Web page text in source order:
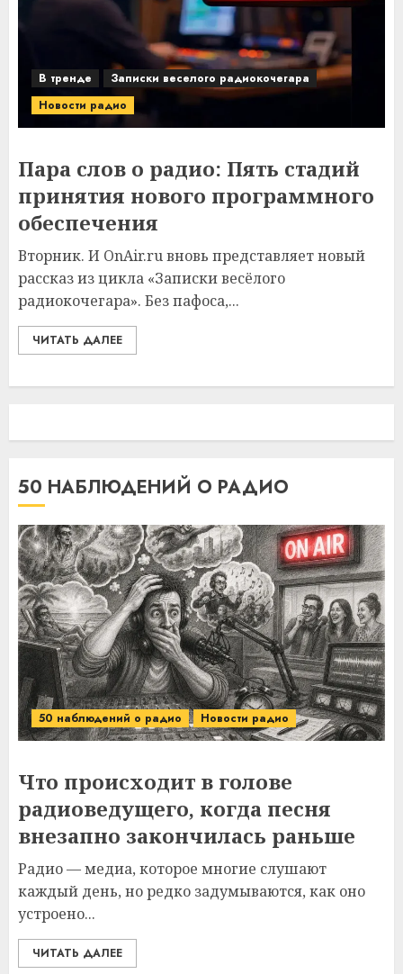
В тренде
Записки веселого радиокочегара
Новости радио
Пара слов о радио: Пять стадий
принятия нового программного
обеспечения
Вторник. И OnAir.ru вновь представляет новый
рассказ из цикла «Записки весёлого
радиокочегара». Без пафоса,...
ЧИТАТЬ ДАЛЕЕ
50 НАБЛЮДЕНИЙ О РАДИО
50 наблюдений о радио Новости радио
Что происходит в голове
радиоведущего, когда песня
внезапно закончилась раньше
Радио — медиа, которое многие слушают
каждый день, но редко задумываются, как оно
устроено...
ЧИТАТЬ ДАЛЕЕ